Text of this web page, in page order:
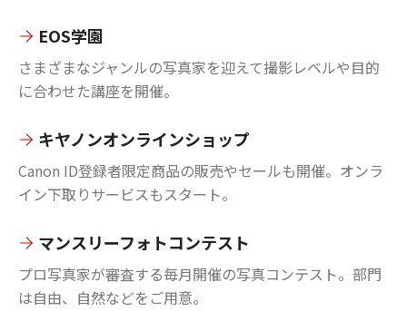
EOS学園
さまざまなジャンルの写真家を迎えて撮影レベルや目的
に合わせた講座を開催。
キヤノンオンラインショップ
Canon ID登録者限定商品の販売やセールも開催。オンラ
イン下取りサービスもスタート。
マンスリーフォトコンテスト
プロ写真家が審査する毎月開催の写真コンテスト。部門
は自由、自然などをご用意。